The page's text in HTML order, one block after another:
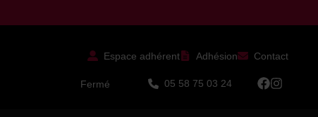
Espace adhérent Adhésion Contact
Fermé 05 58 75 03 24